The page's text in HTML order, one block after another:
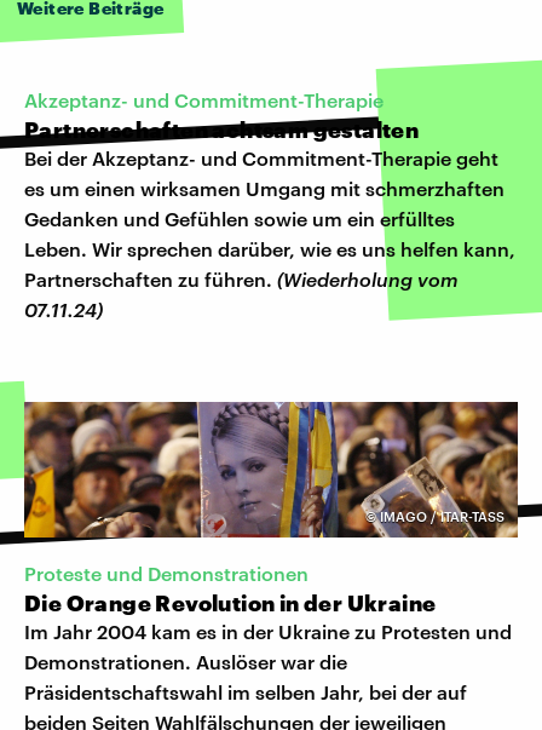
Weitere Beiträge
Akzeptanz- und Commitment-Therapie
Partnerschaften achtsam gestalten
Bei der Akzeptanz- und Commitment-Therapie geht
es um einen wirksamen Umgang mit schmerzhaften
Gedanken und Gefühlen sowie um ein erfülltes
Leben. Wir sprechen darüber, wie es uns helfen kann,
Partnerschaften zu führen. (Wiederholung vom
07.11.24)
©IMAGO / ITAR-TASS
Proteste und Demonstrationen
Die Orange Revolution in der Ukraine
Im Jahr 2004 kam es in der Ukraine zu Protesten und
Demonstrationen. Auslöser war die
Präsidentschaftswahl im selben Jahr, bei der auf
beiden Seiten Wahlfälschungen der jeweiligen